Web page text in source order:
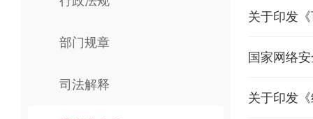
部门规章
司法解释
关于印发
国家网络
关于印发